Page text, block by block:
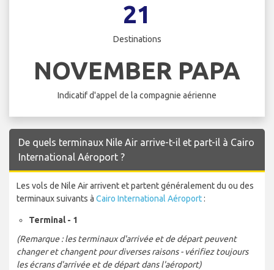
21
Destinations
NOVEMBER PAPA
Indicatif d'appel de la compagnie aérienne
De quels terminaux Nile Air arrive-t-il et part-il à Cairo
International Aéroport ?
Les vols de Nile Air arrivent et partent généralement du ou des
terminaux suivants à Cairo International Aéroport:
Terminal - 1
(Remarque : les terminaux d'arrivée et de départ peuvent
changer et changent pour diverses raisons - vérifiez toujours
les écrans d'arrivée et de départ dans l'aéroport)